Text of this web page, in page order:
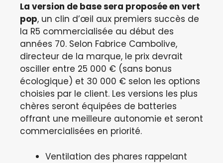
La version de base sera proposée en vert
pop, un clin d’œil aux premiers succès de
la R5 commercialisée au début des
années 70. Selon Fabrice Cambolive,
directeur de la marque, le prix devrait
osciller entre 25 000 € (sans bonus
écologique) et 30 000 € selon les options
choisies par le client. Les versions les plus
chères seront équipées de batteries
offrant une meilleure autonomie et seront
commercialisées en priorité.
Ventilation des phares rappelant